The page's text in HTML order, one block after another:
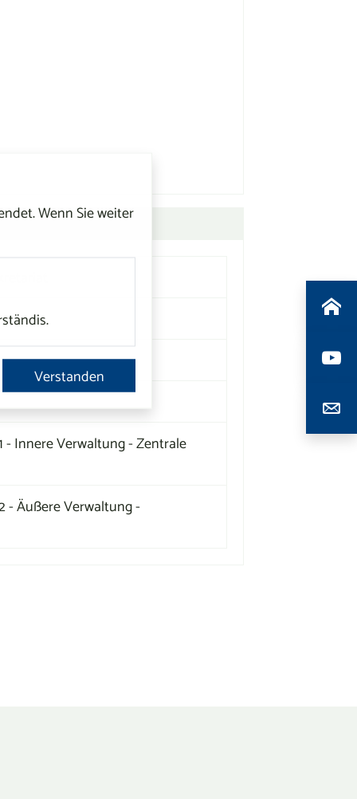
Wenn Sie weiter
Verstanden
- Innere Verwaltung - Zentrale
- Äußere Verwaltung -